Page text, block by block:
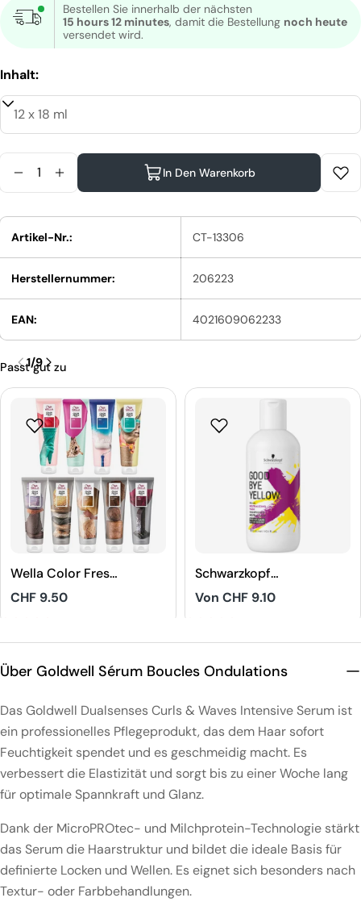
Bestellen Sie innerhalb der nächsten
15 hours 12 minutes, damit die Bestellung noch heute
versendet wird.
Inhalt:
Menge Für Goldwell Dualsenses Curls &amp;
Menge Für Goldwell Dualsenses Curls
In Den Warenkorb
Artikel-Nr.: CT-13306
Herstellernummer: 206223
EAN: 4021609062233
Passt gut zu
Wella Color Fresh
Mask
Regulärer
CHF 9.50
Schwarzkopf
Professional
Goodbye Yellow
Regulärer
Von CHF 9.10
1/9
Über Goldwell Sérum Boucles Ondulations
Das Goldwell Dualsenses Curls & Waves Intensive Serum ist
ein professionelles Pflegeprodukt, das dem Haar sofort
Feuchtigkeit spendet und es geschmeidig macht. Es
verbessert die Elastizität und sorgt bis zu einer Woche lang
für optimale Spannkraft und Glanz.
Dank der MicroPROtec- und Milchprotein-Technologie stärkt
das Serum die Haarstruktur und bildet die ideale Basis für
definierte Locken und Wellen. Es eignet sich besonders nach
Textur- oder Farbbehandlungen.